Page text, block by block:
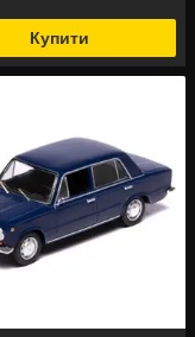
Купити